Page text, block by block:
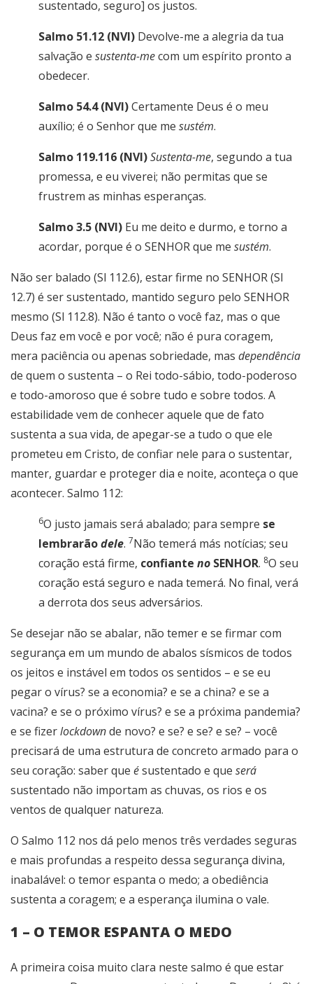
sustentado, seguro] os justos.
Salmo 51.12 (NVI) Devolve-me a alegria da tua
salvação e sustenta-mecom um espírito pronto a
obedecer.
Salmo 54.4 (NVI)Certamente Deus é o meu
auxílio; é o Senhor que me sustém.
Salmo 119.116 (NVI)Sustenta-me, segundo a tua
promessa, e eu viverei; não permitas que se
frustrem as minhas esperanças.
Salmo 3.5 (NVI) Eu me deito e durmo, e torno a
acordar, porque é o SENHOR que me sustém.
Não ser balado (Sl 112.6), estar firme no SENHOR (Sl
12.7) é ser sustentado, mantido seguro pelo SENHOR
mesmo (Sl 112.8). Não é tanto o você faz, mas o que
Deus faz em você e por você; não é pura coragem,
mera paciência ou apenas sobriedade, mas dependência
de quem o sustenta – o Rei todo-sábio, todo-poderoso
e todo-amoroso que é sobre tudo e sobre todos. A
estabilidade vem de conhecer aquele que de fato
sustenta a sua vida, de apegar-se a tudo o que ele
prometeu em Cristo, de confiar nele para o sustentar,
manter, guardar e proteger dia e noite, aconteça o que
acontecer. Salmo 112:
6O justo jamais será abalado; para sempre se
lembrarãodele. 7Não temerá más notícias; seu
coração está firme, confiante no SENHOR. 8O seu
coração está seguro e nada temerá. No final, verá
a derrota dos seus adversários.
Se desejar não se abalar, não temer e se firmar com
segurança em um mundo de abalos sísmicos de todos
os jeitos e instável em todos os sentidos – e se eu
pegar o vírus? se a economia? e se a china? e se a
vacina? e se o próximo vírus? e se a próxima pandemia?
e se fizerlockdownde novo? e se? e se? e se? – você
precisará de uma estrutura de concreto armado para o
seu coração: saber que ésustentado e que será
sustentado não importam as chuvas, os rios e os
ventos de qualquer natureza.
O Salmo 112 nos dá pelo menos três verdades seguras
e mais profundas a respeito dessa segurança divina,
inabalável: o temor espanta o medo; a obediência
sustenta a coragem; e a esperança ilumina o vale.
1 – O TEMOR ESPANTA O MEDO
A primeira coisa muito clara neste salmo é que estar